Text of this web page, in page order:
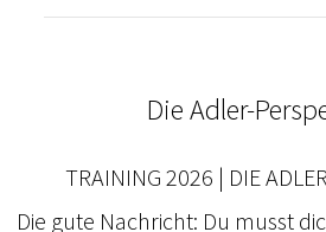
Die Adler-
TRAINING 2026 | DIE
Die gute Nachricht: Du musst